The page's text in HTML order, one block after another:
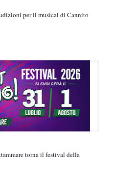
per il musical di Cannito
torna il festival della